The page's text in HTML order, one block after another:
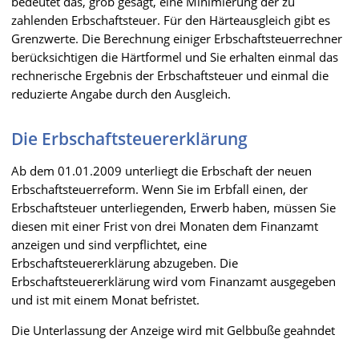
zahlenden Erbschaftsteuer. Für den Härteausgleich gibt es
Grenzwerte. Die Berechnung einiger Erbschaftsteuerrechner
berücksichtigen die Härtformel und Sie erhalten einmal das
rechnerische Ergebnis der Erbschaftsteuer und einmal die
reduzierte Angabe durch den Ausgleich.
Die Erbschaftsteuererklärung
Ab dem 01.01.2009 unterliegt die Erbschaft der neuen
Erbschaftsteuerreform. Wenn Sie im Erbfall einen, der
Erbschaftsteuer unterliegenden, Erwerb haben, müssen Sie
diesen mit einer Frist von drei Monaten dem Finanzamt
anzeigen und sind verpflichtet, eine
Erbschaftsteuererklärung abzugeben. Die
Erbschaftsteuererklärung wird vom Finanzamt ausgegeben
und ist mit einem Monat befristet.
Die Unterlassung der Anzeige wird mit Gelbbuße geahndet